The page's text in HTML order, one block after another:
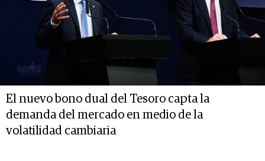
El nuevo bono dual del Tesoro capta la
demanda del mercado en medio de la
volatilidad cambiaria